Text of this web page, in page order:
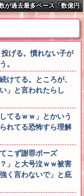
が過去最多ペース「数億円
爆ﾀﾋ」
投げる。慣れない子が
。
けてる。ところが、
」と言われたらし
てるｗｗ」とかいう
れてる恐怖すら理解
こず謝罪ポーズ
」と大号泣ｗｗ被害
く言わないで」と庇